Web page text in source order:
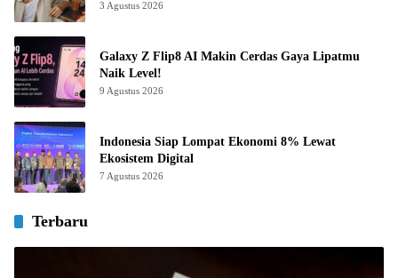
3 Agustus 2026
Galaxy Z Flip8 AI Makin Cerdas Gaya Lipatmu
Naik Level!
9 Agustus 2026
Indonesia Siap Lompat Ekonomi 8% Lewat
Ekosistem Digital
7 Agustus 2026
Terbaru